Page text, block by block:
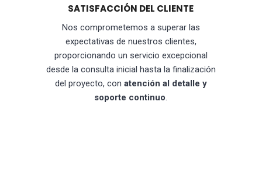
SATISFACCIÓN DEL CLIENTE
Nos comprometemos a superar las
expectativas de nuestros clientes,
proporcionando un servicio excepcional
desde la consulta inicial hasta la finalización
del proyecto, con atención al detalle y
soporte continuo.